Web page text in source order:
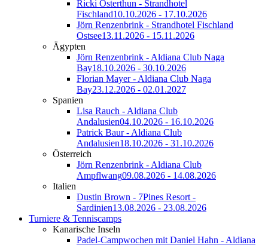
Ricki Osterthun - Strandhotel
Fischland10.10.2026 - 17.10.2026
Jörn Renzenbrink - Strandhotel Fischland
Ostsee13.11.2026 - 15.11.2026
Ägypten
Jörn Renzenbrink - Aldiana Club Naga
Bay18.10.2026 - 30.10.2026
Florian Mayer - Aldiana Club Naga
Bay23.12.2026 - 02.01.2027
Spanien
Lisa Rauch - Aldiana Club
Andalusien04.10.2026 - 16.10.2026
Patrick Baur - Aldiana Club
Andalusien18.10.2026 - 31.10.2026
Österreich
Jörn Renzenbrink - Aldiana Club
Ampflwang09.08.2026 - 14.08.2026
Italien
Dustin Brown - 7Pines Resort -
Sardinien13.08.2026 - 23.08.2026
Turniere & Tenniscamps
Kanarische Inseln
Padel-Campwochen mit Daniel Hahn - Aldiana